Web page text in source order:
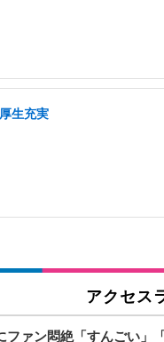
生充実
アクセス
ァン悶絶「すんごい」